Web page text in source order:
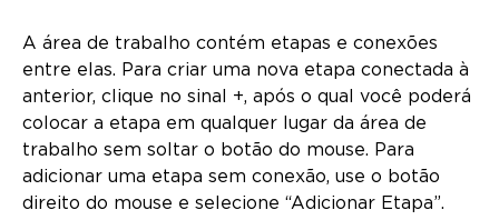
A área de trabalho contém etapas e conexões
entre elas. Para criar uma nova etapa conectada à
anterior, clique no sinal +, após o qual você poderá
colocar a etapa em qualquer lugar da área de
trabalho sem soltar o botão do mouse. Para
adicionar uma etapa sem conexão, use o botão
direito do mouse e selecione “Adicionar Etapa”.